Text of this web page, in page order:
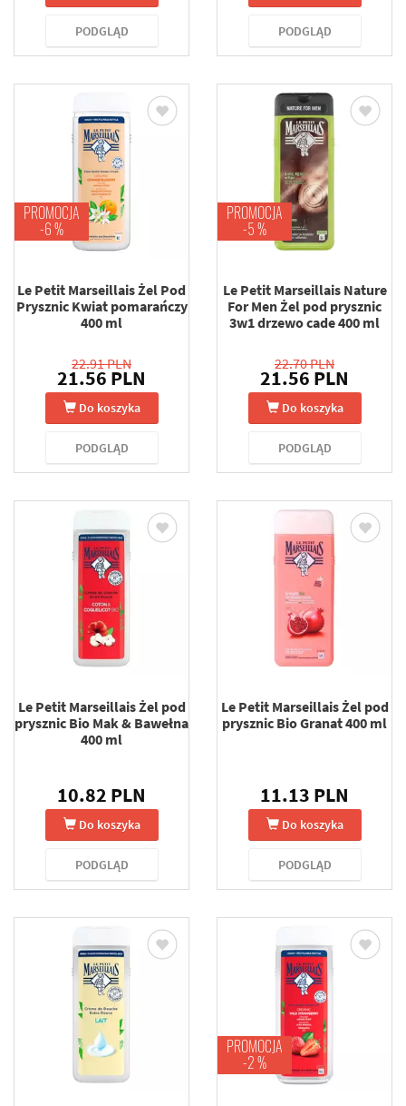
PODGLĄD PODGLĄD
PROMOCJA
-6 %
Le Petit Marseillais Żel Pod
Prysznic Kwiat pomarańczy
400 ml
22.91 PLN
21.56 PLN
Do koszyka
PODGLĄD
PROMOCJA
-5 %
Le Petit Marseillais Nature
For Men Żel pod prysznic
3w1 drzewo cade 400 ml
22.70 PLN
21.56 PLN
Do koszyka
PODGLĄD
Le Petit Marseillais Żel pod
prysznic Bio Mak & Bawełna
400 ml
10.82 PLN
Do koszyka
PODGLĄD
Le Petit Marseillais Żel pod
prysznic Bio Granat 400 ml
11.13 PLN
Do koszyka
PODGLĄD
PROMOCJA
-2 %